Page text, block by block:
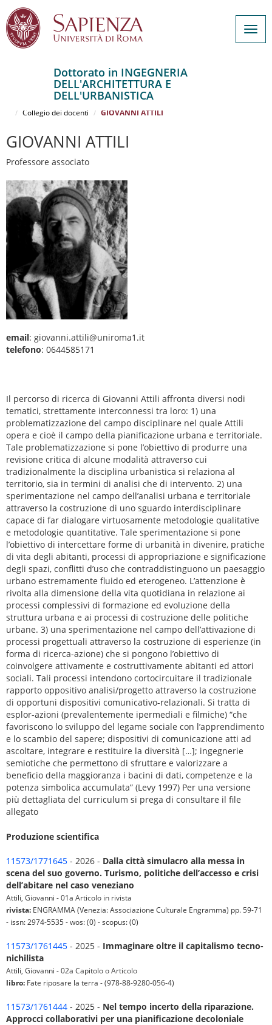
contenuto
Dottorato in INGEGNERIA
DELL'ARCHITETTURA E
DELL'URBANISTICA
INGEGNERIA DELL'ARCHITETTURA E DELL'URBANISTICA
Collegio dei docenti
GIOVANNI ATTILI
GIOVANNI ATTILI
Professore associato
email: giovanni.attili@uniroma1.it
telefono: 0644585171
Il percorso di ricerca di Giovanni Attili affronta diversi nodi
tematici, strettamente interconnessi tra loro: 1) una
problematizzazione del campo disciplinare nel quale Attili
opera e cioè il campo della pianificazione urbana e territoriale.
Tale problematizzazione si pone l’obiettivo di produrre una
revisione critica di alcune modalità attraverso cui
tradizionalmente la disciplina urbanistica si relaziona al
territorio, sia in termini di analisi che di intervento. 2) una
sperimentazione nel campo dell’analisi urbana e territoriale
attraverso la costruzione di uno sguardo interdisciplinare
capace di far dialogare virtuosamente metodologie qualitative
e metodologie quantitative. Tale sperimentazione si pone
l’obiettivo di intercettare forme di urbanità in divenire, pratiche
di vita degli abitanti, processi di appropriazione e significazione
degli spazi, conflitti d’uso che contraddistinguono un paesaggio
urbano estremamente fluido ed eterogeneo. L’attenzione è
rivolta alla dimensione della vita quotidiana in relazione ai
processi complessivi di formazione ed evoluzione della
struttura urbana e ai processi di costruzione delle politiche
urbane. 3) una sperimentazione nel campo dell’attivazione di
processi progettuali attraverso la costruzione di esperienze (in
forma di ricerca-azione) che si pongono l’obiettivo di
coinvolgere attivamente e costruttivamente abitanti ed attori
sociali. Tali processi intendono cortocircuitare il tradizionale
rapporto oppositivo analisi/progetto attraverso la costruzione
di opportuni dispositivi comunicativo-relazionali. Si tratta di
esplor-azioni (prevalentemente ipermediali e filmiche) “che
favoriscono lo sviluppo del legame sociale con l’apprendimento
e lo scambio del sapere; dispositivi di comunicazione atti ad
ascoltare, integrare e restituire la diversità […]; ingegnerie
semiotiche che permettono di sfruttare e valorizzare a
beneficio della maggioranza i bacini di dati, competenze e la
potenza simbolica accumulata” (Levy 1997) Per una versione
più dettagliata del curriculum si prega di consultare il file
allegato
Produzione scientifica
11573/1771645 - 2026 - Dalla città simulacro alla messa in
scena del suo governo. Turismo, politiche dell’accesso e crisi
dell’abitare nel caso veneziano
Attili, Giovanni - 01a Articolo in rivista
rivista: ENGRAMMA (Venezia: Associazione Culturale Engramma) pp. 59-71
- issn: 2974-5535 - wos: (0) - scopus: (0)
11573/1761445 - 2025 - Immaginare oltre il capitalismo tecno-
nichilista
Attili, Giovanni - 02a Capitolo o Articolo
libro: Fate riposare la terra - (978-88-9280-056-4)
11573/1761444 - 2025 - Nel tempo incerto della riparazione.
Approcci collaborativi per una pianificazione decoloniale